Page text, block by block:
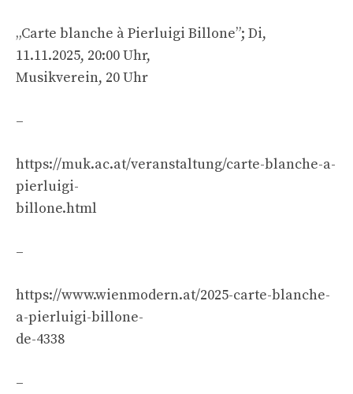
„Carte blanche à Pierluigi Billone”; Di,
11.11.2025, 20:00 Uhr,
Musikverein, 20 Uhr
–
https://muk.ac.at/veranstaltung/carte-blanche-a-
pierluigi-
billone.html
–
https://www.wienmodern.at/2025-carte-blanche-
a-pierluigi-billone-
de-4338
–